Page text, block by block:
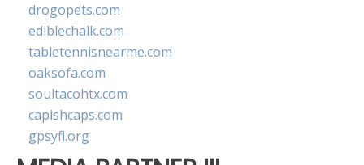
drogopets.com
ediblechalk.com
tabletennisnearme.com
oaksofa.com
soultacohtx.com
capishcaps.com
gpsyfl.org